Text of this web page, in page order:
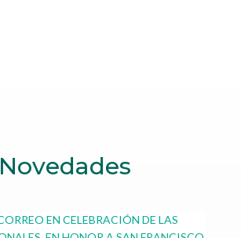
Novedades